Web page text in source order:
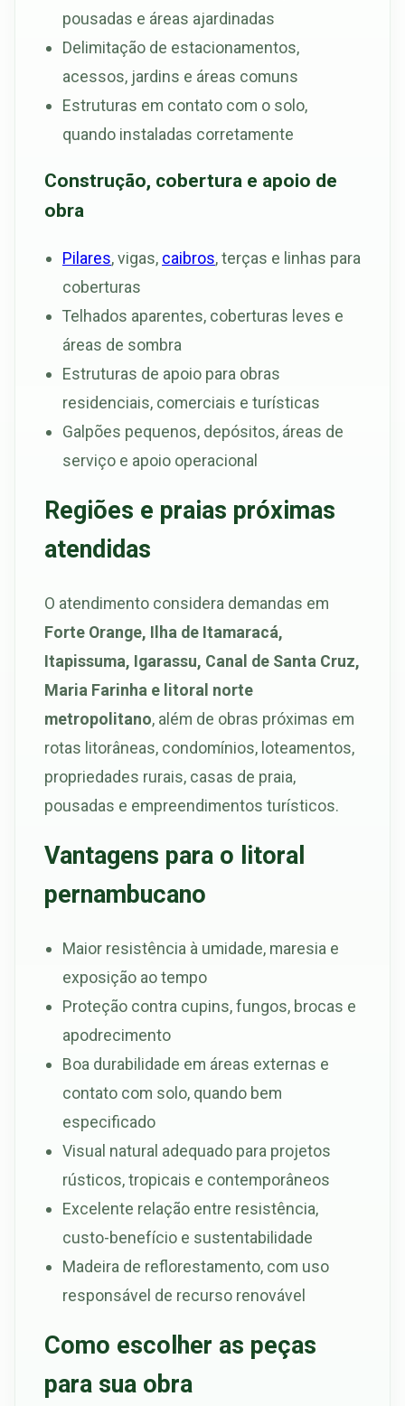
pousadas e áreas ajardinadas
Delimitação de estacionamentos,
acessos, jardins e áreas comuns
Estruturas em contato com o solo,
quando instaladas corretamente
Construção, cobertura e apoio de
obra
Pilares, vigas, caibros, terças e linhas para
coberturas
Telhados aparentes, coberturas leves e
áreas de sombra
Estruturas de apoio para obras
residenciais, comerciais e turísticas
Galpões pequenos, depósitos, áreas de
serviço e apoio operacional
Regiões e praias próximas
atendidas
O atendimento considera demandas em
Forte Orange, Ilha de Itamaracá,
Itapissuma, Igarassu, Canal de Santa Cruz,
Maria Farinha e litoral norte
metropolitano, além de obras próximas em
rotas litorâneas, condomínios, loteamentos,
propriedades rurais, casas de praia,
pousadas e empreendimentos turísticos.
Vantagens para o litoral
pernambucano
Maior resistência à umidade, maresia e
exposição ao tempo
Proteção contra cupins, fungos, brocas e
apodrecimento
Boa durabilidade em áreas externas e
contato com solo, quando bem
especificado
Visual natural adequado para projetos
rústicos, tropicais e contemporâneos
Excelente relação entre resistência,
custo-benefício e sustentabilidade
Madeira de reflorestamento, com uso
responsável de recurso renovável
Como escolher as peças
para sua obra